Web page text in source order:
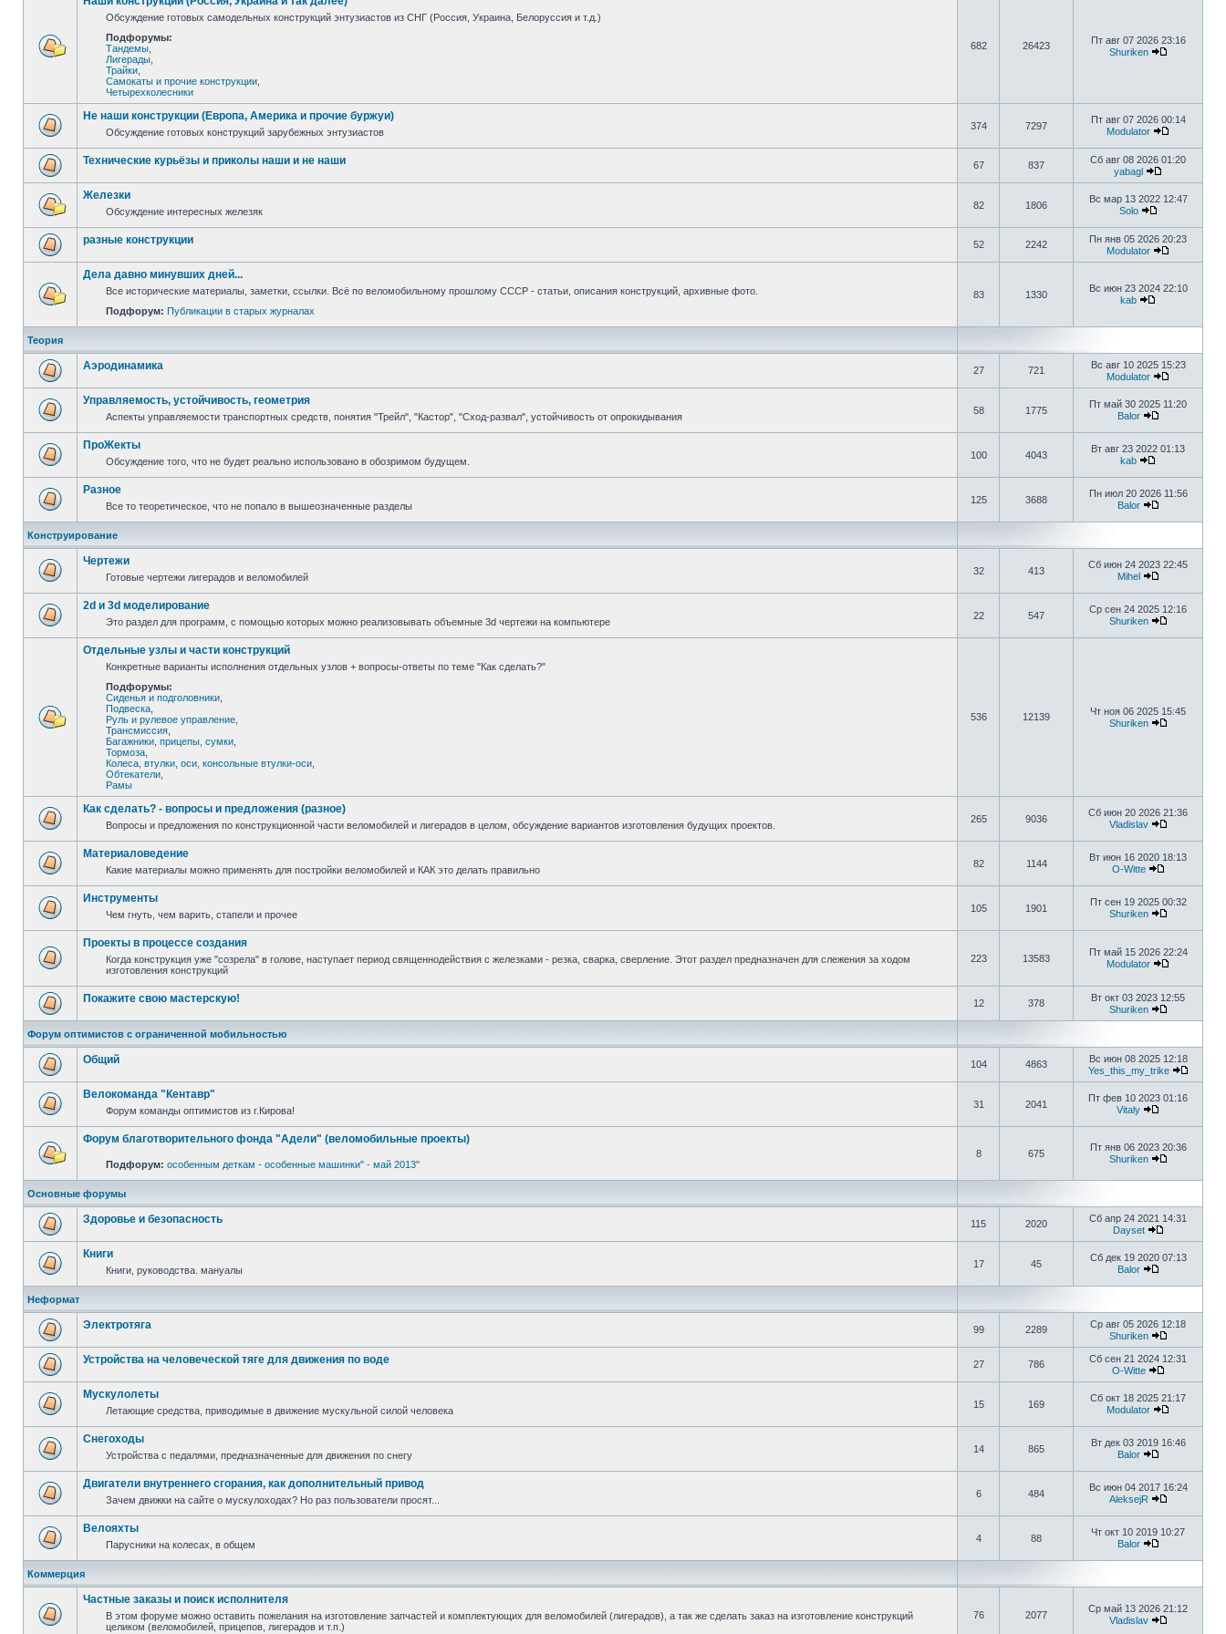
Обсуждение готовых самодельных конструкций энтузиастов из СНГ (Россия, Украина, Белоруссия и т.д.)
Подфорумы:
Тандемы
Лигерады
Трайки
Самокаты и прочие конструкции
Четырехколесники
682 26423
Пт авг 07 2026 23:16
Shuriken
Не наши конструкции (Европа, Америка и прочие буржуи)
Обсуждение готовых конструкций зарубежных энтузиастов
374 7297
Пт авг 07 2026 00:14
Modulator
Технические курьёзы и приколы наши и не наши 67 837
Сб авг 08 2026 01:20
yabagl
Железки
Обсуждение интересных железяк
82 1806
Вс мар 13 2022 12:47
Solo
разные конструкции 52 2242
Пн янв 05 2026 20:23
Modulator
Дела давно минувших дней...
Все исторические материалы, заметки, ссылки. Всё по веломобильному прошлому СССР - статьи, описания конструкций, архивные фото.
Подфорум: Публикации в старых журналах
83 1330
Вс июн 23 2024 22:10
kab
Теория
Аэродинамика 27 721
Вс авг 10 2025 15:23
Modulator
Управляемость, устойчивость, геометрия
Аспекты управляемости транспортных средств, понятия "Трейл", "Кастор", "Сход-развал", устойчивость от опрокидывания
58 1775
Пт май 30 2025 11:20
Balor
ПроЖекты
Обсуждение того, что не будет реально использовано в обозримом будущем.
100 4043
Вт авг 23 2022 01:13
kab
Разное
Все то теоретическое, что не попало в вышеозначенные разделы
125 3688
Пн июл 20 2026 11:56
Balor
Конструирование
Чертежи
Готовые чертежи лигерадов и веломобилей
32 413
Сб июн 24 2023 22:45
Mihel
2d и 3d моделирование
Это раздел для программ, с помощью которых можно реализовывать объемные 3d чертежи на компьютере
22 547
Ср сен 24 2025 12:16
Shuriken
Отдельные узлы и части конструкций
Конкретные варианты исполнения отдельных узлов + вопросы-ответы по теме "Как сделать?"
Подфорумы:
Сиденья и подголовники
Подвеска
Руль и рулевое управление
Трансмиссия
Багажники, прицепы, сумки
Тормоза
Колеса, втулки, оси, консольные втулки-оси
Обтекатели
Рамы
536 12139
Чт ноя 06 2025 15:45
Shuriken
Как сделать? - вопросы и предложения (разное)
Вопросы и предложения по конструкционной части веломобилей и лигерадов в целом, обсуждение вариантов изготовления будущих проектов.
265 9036
Сб июн 20 2026 21:36
Vladislav
Материаловедение
Какие материалы можно применять для постройки веломобилей и КАК это делать правильно
82 1144
Вт июн 16 2020 18:13
O-Witte
Инструменты
Чем гнуть, чем варить, стапели и прочее
105 1901
Пт сен 19 2025 00:32
Shuriken
Проекты в процессе создания
Когда конструкция уже "созрела" в голове, наступает период священнодействия с железками - резка, сварка, сверление. Этот раздел предназначен для слежения за ходом
изготовления конструкций
223 13583
Пт май 15 2026 22:24
Modulator
Покажите свою мастерскую! 12 378
Вт окт 03 2023 12:55
Shuriken
Форум оптимистов с ограниченной мобильностью
Общий 104 4863
Вс июн 08 2025 12:18
Yes_this_my_trike
Велокоманда "Кентавр"
Форум команды оптимистов из г.Кирова!
31 2041
Пт фев 10 2023 01:16
Vitaly
Форум благотворительного фонда "Адели" (веломобильные проекты)
Подфорум: особенным деткам - особенные машинки" - май 2013"
8 675
Пт янв 06 2023 20:36
Shuriken
Основные форумы
Здоровье и безопасность 115 2020
Сб апр 24 2021 14:31
Dayset
Книги
Книги, руководства. мануалы
17 45
Сб дек 19 2020 07:13
Balor
Неформат
Электротяга 99 2289
Ср авг 05 2026 12:18
Shuriken
Устройства на человеческой тяге для движения по воде 27 786
Сб сен 21 2024 12:31
O-Witte
Мускулолеты
Летающие средства, приводимые в движение мускульной силой человека
15 169
Сб окт 18 2025 21:17
Modulator
Снегоходы
Устройства с педалями, предназначенные для движения по снегу
14 865
Вт дек 03 2019 16:46
Balor
Двигатели внутреннего сгорания, как дополнительный привод
Зачем движки на сайте о мускулоходах? Но раз пользователи просят...
6 484
Вс июн 04 2017 16:24
AleksejR
Велояхты
Парусники на колесах, в общем
4 88
Чт окт 10 2019 10:27
Balor
Коммерция
Частные заказы и поиск исполнителя
В этом форуме можно оставить пожелания на изготовление запчастей и комплектующих для веломобилей (лигерадов), а так же сделать заказ на изготовление конструкций
целиком (веломобилей, прицепов, лигерадов и т.п.)
76 2077
Ср май 13 2026 21:12
Vladislav